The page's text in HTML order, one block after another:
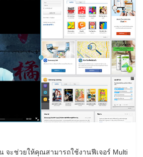
จะช่วยให้คุณสามารถใช้งานฟีเจอร์ Multi